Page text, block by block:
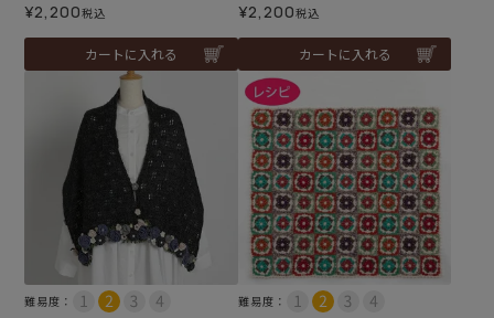
¥2,200税込
カートに入れる
¥2,200税込
カートに入れる
難易度： 難易度：